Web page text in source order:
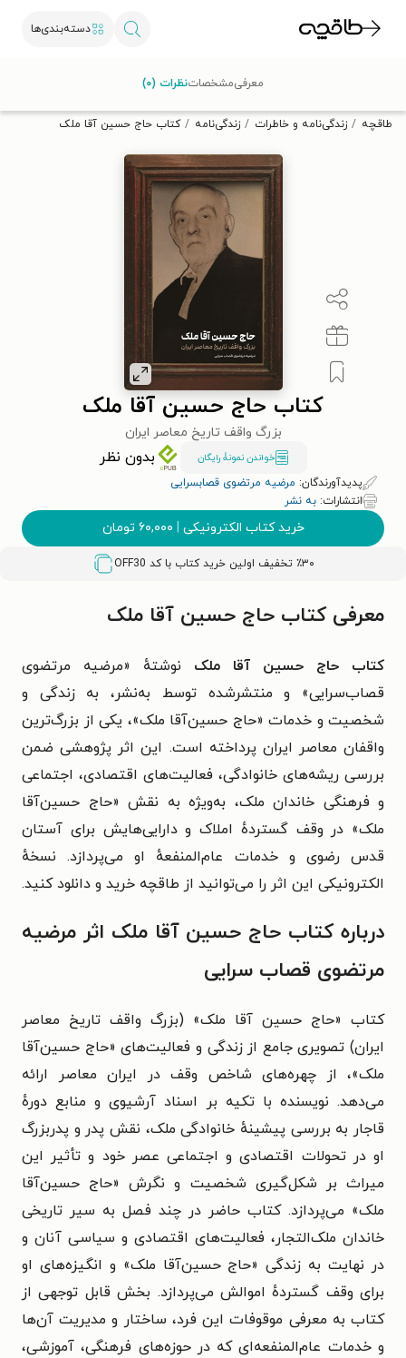
دسته‌بندی‌ها
تخفیف از طاقچه دریافت کن.
طاقچه زندگی‌نامه و خاطرات زندگی‌نامه کتاب حاج حسین آقا ملک
کتاب حاج حسین آقا ملک
بزرگ واقف تاریخ معاصر ایران
خواندن نمونۀ رایگان بدون نظر
پدیدآورندگان: مرضیه مرتضوی قصابسرایی
انتشارات: به نشر
خرید کتاب الکترونیکی | ۶۰,۰۰۰ تومان
٪۳۰ تخفیف اولین خرید کتاب با کد OFF30
معرفیمشخصاتنظرات (۰)
معرفی کتاب حاج حسین آقا ملک
کتاب حاج حسین آقا ملک نوشتهٔ «مرضیه مرتضوی
قصاب‌سرایی» و منتشرشده توسط به‌نشر، به زندگی و
شخصیت و خدمات «حاج حسین‌آقا ملک»، یکی از بزرگ‌ترین
واقفان معاصر ایران پرداخته است. این اثر پژوهشی ضمن
بررسی ریشه‌های خانوادگی، فعالیت‌های اقتصادی، اجتماعی
و فرهنگی خاندان ملک، به‌ویژه به نقش «حاج حسین‌آقا
ملک» در وقف گستردهٔ املاک و دارایی‌هایش برای آستان
قدس رضوی و خدمات عام‌المنفعهٔ او می‌پردازد. نسخهٔ
الکترونیکی این اثر را می‌توانید از طاقچه خرید و دانلود کنید.
درباره کتاب حاج حسین آقا ملک اثر مرضیه
مرتضوی قصاب سرایی
کتاب «حاج حسین آقا ملک» (بزرگ واقف تاریخ معاصر
ایران) تصویری جامع از زندگی و فعالیت‌های «حاج حسین‌آقا
ملک»، از چهره‌های شاخص وقف در ایران معاصر ارائه
می‌دهد. نویسنده با تکیه بر اسناد آرشیوی و منابع دورهٔ
قاجار به بررسی پیشینهٔ خانوادگی ملک، نقش پدر و پدربزرگ
او در تحولات اقتصادی و اجتماعی عصر خود و تأثیر این
میراث بر شکل‌گیری شخصیت و نگرش «حاج حسین‌آقا
ملک» می‌پردازد. کتاب حاضر در چند فصل به سیر تاریخی
خاندان ملک‌التجار، فعالیت‌های اقتصادی و سیاسی آنان و
در نهایت به زندگی «حاج حسین‌آقا ملک» و انگیزه‌های او
برای وقف گستردهٔ اموالش می‌پردازد. بخش قابل توجهی از
کتاب به معرفی موقوفات این فرد، ساختار و مدیریت آن‌ها
و خدمات عام‌المنفعه‌ای که در حوزه‌های فرهنگی، آموزشی،